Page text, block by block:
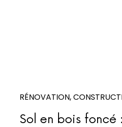
RÉNOVATION,
Sol en bois foncé